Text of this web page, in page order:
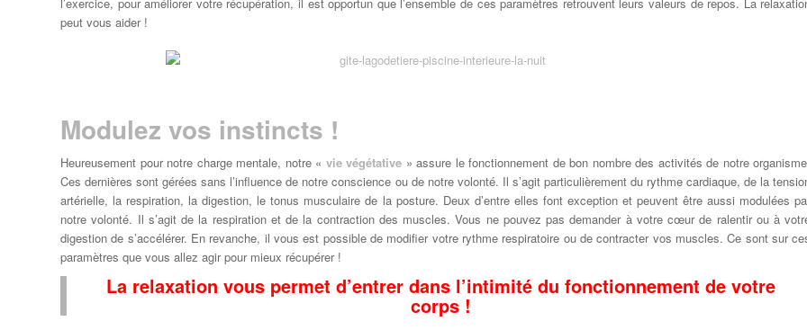
peut vous aider !
Modulez vos instincts !
Heureusement pour notre charge mentale, notre « vie végétative » assure le fonctionnement de bon nombre des activités de notre
Ces dernières sont gérées sans l’influence de notre conscience ou de notre volonté. Il s’agit particulièrement du rythme cardiaque, de la
artérielle, la respiration, la digestion, le tonus musculaire de la posture. Deux d’entre elles font exception et peuvent être aussi modulées
notre volonté. Il s’agit de la respiration et de la contraction des muscles. Vous ne pouvez pas demander à votre cœur de ralentir ou à
digestion de s’accélérer. En revanche, il vous est possible de modifier votre rythme respiratoire ou de contracter vos muscles. Ce sont sur
paramètres que vous allez agir pour mieux récupérer !
La relaxation vous permet d’entrer dans l’intimité du fonctionnement de votre
corps !